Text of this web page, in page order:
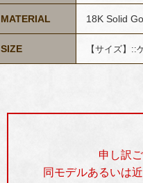
MATERIAL 18K Solid
SIZE 【サイズ】
申し訳
同モデルあるいは